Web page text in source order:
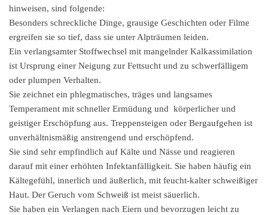
hinweisen, sind folgende:
Besonders schreckliche Dinge, grausige Geschichten oder Filme
ergreifen sie so tief, dass sie unter Alpträumen leiden.
Ein verlangsamter Stoffwechsel mit mangelnder Kalkassimilation
ist Ursprung einer Neigung zur Fettsucht und zu schwerfälligem
oder plumpen Verhalten.
Sie zeichnet ein phlegmatisches, träges und langsames
Temperament mit schneller Ermüdung und körperlicher und
geistiger Erschöpfung aus. Treppensteigen oder Bergaufgehen ist
unverhältnismäßig anstrengend und erschöpfend.
Sie sind sehr empfindlich auf Kälte und Nässe und reagieren
darauf mit einer erhöhten Infektanfälligkeit. Sie haben häufig ein
Kältegefühl, innerlich und äußerlich, mit feucht-kalter schweißiger
Haut. Der Geruch vom Schweiß ist meist säuerlich.
Sie haben ein Verlangen nach Eiern und bevorzugen leicht zu